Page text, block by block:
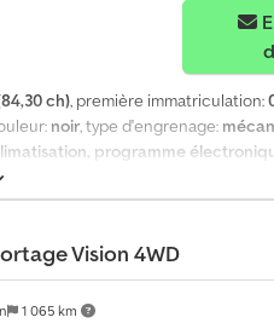
ch), première immatriculation:
noir, type d'engrenage:
programme
| 59 350 KM | Djdpfx Aoy Uu S
6 ? 59 350 KM ? Volant
réservée aux
1 065 km
Vision 4WD